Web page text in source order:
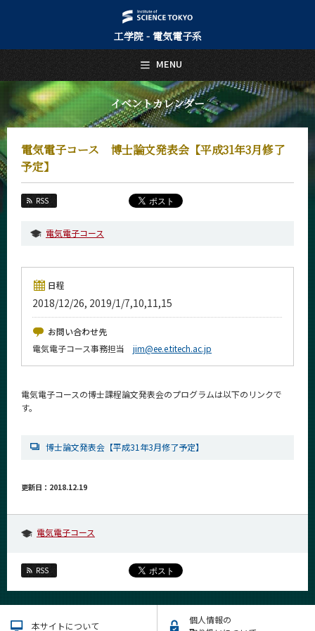
工学院 - 電気電子系
イベントカレンダー
電気電子コース 博士論文発表会【平成31年3月修了
予定】
RSS
電気電子コース
日程
2018/12/26, 2019/1/7,10,11,15
お問い合わせ先
電気電子コース事務担当 jim@ee.e.titech.ac.jp
電気電子コースの博士課程論文発表会のプログラムは以下のリンクで
す。
博士論文発表会【平成31年3月修了予定】
更新日：2018.12.19
電気電子コース
RSS
本サイトについて
個人情報の
MENU
日本語 English
トップページ
Top Page
電気電子系について
About Us
教育
Education
教員・研究室
Faculty and Laboratories
未来
Admissions
電気電子系 News
イベントカレンダー
今後のイベント
年別アーカイブ
系詳細情報